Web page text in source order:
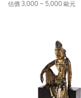
估價 3,000 – 5,000 歐元